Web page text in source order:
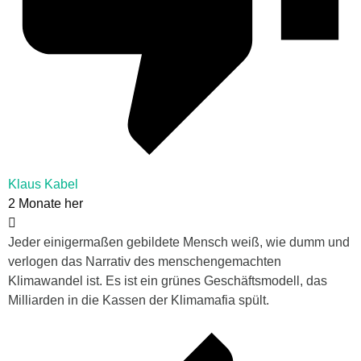
Klaus Kabel
2 Monate her
Jeder einigermaßen gebildete Mensch weiß, wie dumm und
verlogen das Narrativ des menschengemachten
Klimawandel ist. Es ist ein grünes Geschäftsmodell, das
Milliarden in die Kassen der Klimamafia spült.